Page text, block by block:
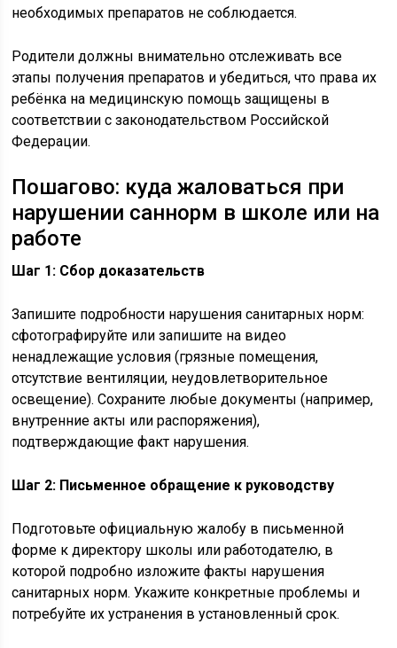
необходимых препаратов не соблюдается.
Родители должны внимательно отслеживать все
этапы получения препаратов и убедиться, что права их
ребёнка на медицинскую помощь защищены в
соответствии с законодательством Российской
Федерации.
Пошагово: куда жаловаться при
нарушении саннорм в школе или на
работе
Шаг 1: Сбор доказательств
Запишите подробности нарушения санитарных норм:
сфотографируйте или запишите на видео
ненадлежащие условия (грязные помещения,
отсутствие вентиляции, неудовлетворительное
освещение). Сохраните любые документы (например,
внутренние акты или распоряжения),
подтверждающие факт нарушения.
Шаг 2: Письменное обращение к руководству
Подготовьте официальную жалобу в письменной
форме к директору школы или работодателю, в
которой подробно изложите факты нарушения
санитарных норм. Укажите конкретные проблемы и
потребуйте их устранения в установленный срок.